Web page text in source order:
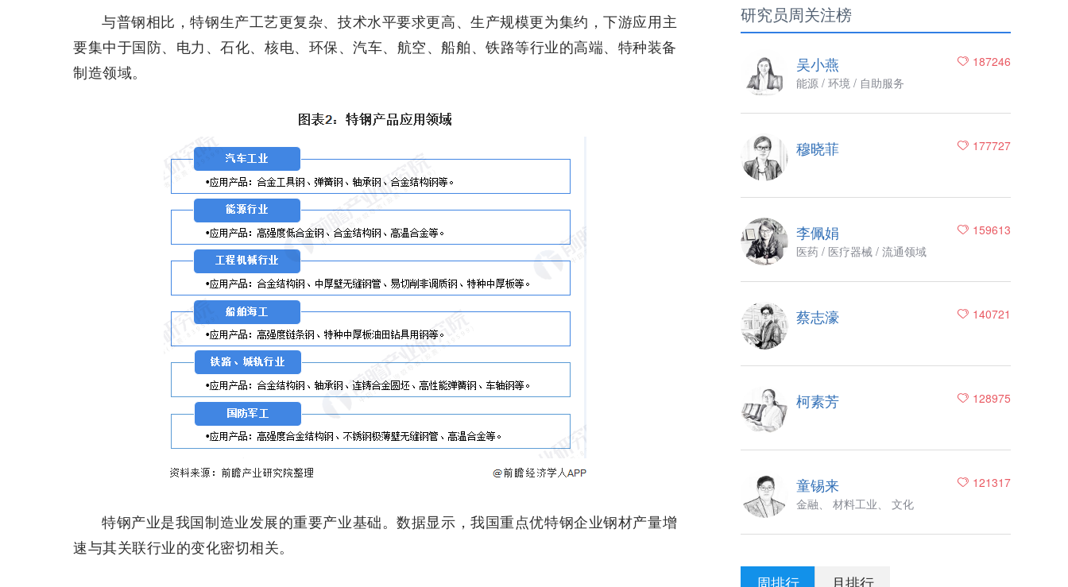
与普钢相比，特钢生产工艺更复杂、技术水平要求更高、生产规模更为集约，下游应用主
要集中于国防、电力、石化、核电、环保、汽车、航空、船舶、铁路等行业的高端、特种装备
制造领域。
特钢产业是我国制造业发展的重要产业基础。数据显示，我国重点优特钢企业钢材产量增
速与其关联行业的变化密切相关。
研究员周关注榜
187246
吴小燕
能源 / 环境 / 自助服务
177727
穆晓菲
159613
李佩娟
医药 / 医疗器械 / 流通领域
140721
蔡志濠
128975
柯素芳
121317
童锡来
金融、 材料工业、 文化
周排行 月排行